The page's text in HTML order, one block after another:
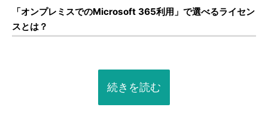
「オンプレミスでのMicrosoft 365利用」で選べるライセン
スとは？
続きを読む